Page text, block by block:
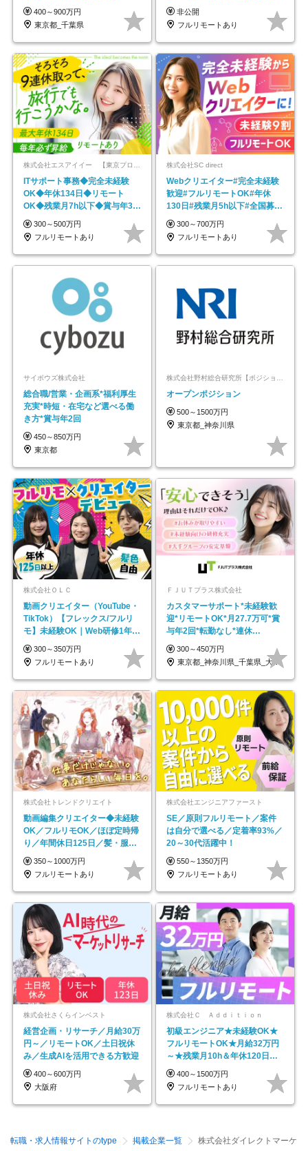
400～900万円
東京都_千葉県
帰／全国募集・業務委託
非公開
フルリモートあり
ITサポート事務◆完全未経験
OK◆年休134日◆リモート
OK◆残業月7h以下◆賞与年3回
◆5年目まで必ず昇給
300～500万円
フルリモートあり
株式会社SC direct
Webクリエイター#完全未経験
歓迎#フルリモートOK#年休
130日#残業月5h以下#全国募集
#最大1年の研修
300～700万円
フルリモートあり
サイボウズ株式会社
総合職/営業・企画系*福利厚生
充実*時短・在宅など選べる働
き方*賞与年2回
450～850万円
東京都
オープンポジション
500～1500万円
東京都_神奈川県
株式会社ＯＬＣ
動画クリエイター（YouTube・
TikTok）【フレックス/フルリ
モ】未経験OK｜Web研修1年間
｜副業OK
300～350万円
フルリモートあり
ＦＪＵＴプラス株式会社
カスタマーサポート*未経験歓
迎*リモートOK*月27.7万可*賞
与年2回*転勤なし*連休
OK/ZE010232
300～450万円
東京都_神奈川県_千葉県_大阪府_愛知県…
株式会社トレンドクリエイト
動画編集クリエイター◆未経験
OK／フルリモOK／ほぼ定時帰
り／年間休日125日／髪・服・
ネイル自由／副業OK
350～1000万円
フルリモートあり
株式会社エンジニアファースト
SE／原則フルリモート／案件
は自分で選べる／定着率93%／
20～30代活躍中！
550～1350万円
フルリモートあり
株式会社さくらインベスト
経営企画・リサーチ／月給30万
円～／リモートOK／土日祝休
み／生成AIを活用できる方歓迎
400～600万円
大阪府
株式会社Ｃ Ａｄｄｉｔｉｏｎ
初級エンジニア★未経験OK★
フルリモートOK★月給32万円
～★残業月10h＆年休120日以
上★副業可
400～1500万円
フルリモートあり
転職・求人情報サイトのtype 掲載企業一覧 株式会社ダイレクトマーケ